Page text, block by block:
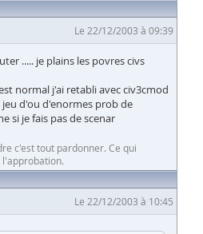
Le 22/12/2003 à 09:39
..... je plains les povres civs
normal j'ai retabli avec civ3cmod
jeu d'ou d'enormes prob de
si je fais pas de scenar
c'est tout pardonner. Ce qui
Le 22/12/2003 à 10:45